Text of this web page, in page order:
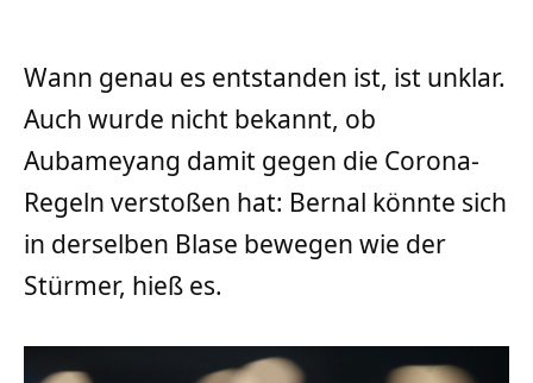
Wann genau es entstanden ist, ist unklar.
Auch wurde nicht bekannt, ob
Aubameyang damit gegen die Corona-
Regeln verstoßen hat: Bernal könnte sich
in derselben Blase bewegen wie der
Stürmer, hieß es.